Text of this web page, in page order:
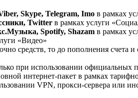
Skype, Telegram, Imo в рамках
Twitter в рамках услуги
Spotify, Shazam в рамках
«Видео»
средств, то до пополнения счета
при использовании официальных
интернет-пакет в рамках
VPN, прокси-сервера или